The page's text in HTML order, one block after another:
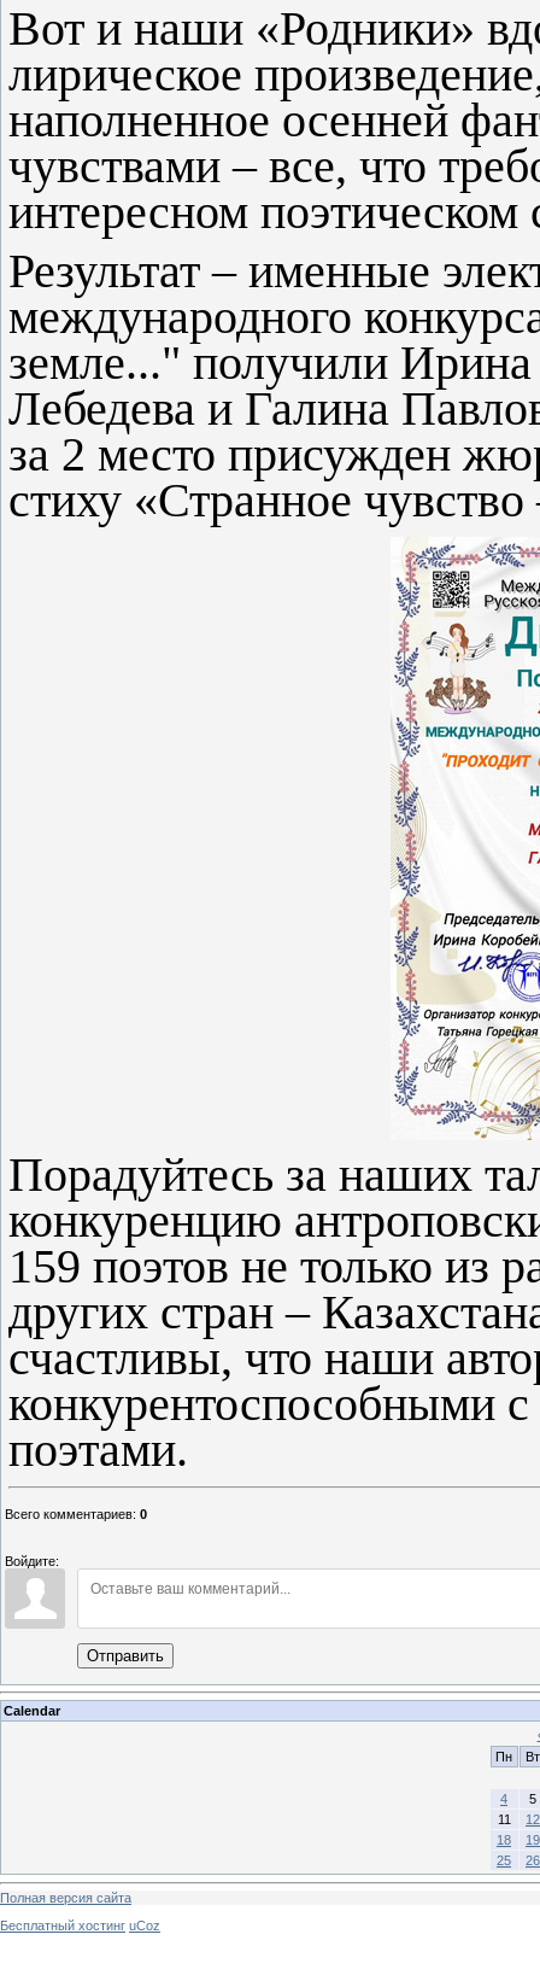
Вот и наши «Родники»
лирическое
наполненное осенней
чувствами – все, что
интересном поэтическом
Результат – именные
международного
земле..." получили
Лебедева и Галина
за 2 место присужден
стиху «Странное
Порадуйтесь за наших
конкуренцию
159 поэтов не только из
других стран –
счастливы, что наши
конкурентоспособными
поэтами.
Всего комментариев: 0
Войдите:
Отправить
Calendar
Пн
Вт
4
5
11
12
18
19
25
26
Полная версия сайта
Бесплатный хостинг uCoz